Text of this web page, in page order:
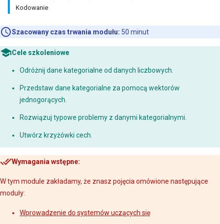
Kodowanie
Szacowany czas trwania modułu: 50 minut
Cele szkoleniowe
Odróżnij dane kategorialne od danych liczbowych.
Przedstaw dane kategorialne za pomocą wektorów
jednogorących.
Rozwiązuj typowe problemy z danymi kategorialnymi.
Utwórz krzyżówki cech.
Wymagania wstępne:
W tym module zakładamy, że znasz pojęcia omówione następujące
moduły:
Wprowadzenie do systemów uczących się